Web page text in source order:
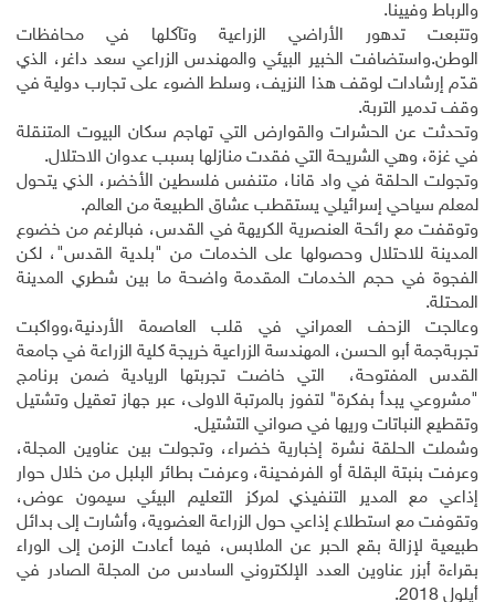
والرباط وفيينا.
وتتبعت تدهور الأراضي الزراعية وتآكلها في محافظات
الوطن.واستضافت الخبير البيئي والمهندس الزراعي سعد داغر، الذي
قدّم إرشادات لوقف هذا النزيف، وسلط الضوء على تجارب دولية في
وقف تدمير التربة.
وتحدثت عن الحشرات والقوارض التي تهاجم سكان البيوت المتنقلة
في غزة، وهي الشريحة التي فقدت منازلها بسبب عدوان الاحتلال.
وتجولت الحلقة في واد قانا، متنفس فلسطين الأخضر، الذي يتحول
لمعلم سياحي إسرائيلي يستقطب عشاق الطبيعة من العالم.
وتوقفت مع رائحة العنصرية الكريهة في القدس، فبالرغم من خضوع
المدينة للاحتلال وحصولها على الخدمات من "بلدية القدس"، لكن
الفجوة في حجم الخدمات المقدمة واضحة ما بين شطري المدينة
المحتلة.
وعالجت الزحف العمراني في قلب العاصمة الأردنية،وواكبت
تجربةجمة أبو الحسن، المهندسة الزراعية خريجة كلية الزراعة في جامعة
القدس المفتوحة، التي خاضت تجربتها الريادية ضمن برنامج
"مشروعي يبدأ بفكرة" لتفوز بالمرتبة الاولى، عبر جهاز تعقيل وتشتيل
وتقطيع النباتات وريها في صواني التشتيل.
وشملت الحلقة نشرة إخبارية خضراء، وتجولت بين عناوين المجلة،
وعرفت بنبتة البقلة أو الفرفحينة، وعرفت بطائر البلبل من خلال حوار
إذاعي مع المدير التنفيذي لمركز التعليم البيئي سيمون عوض،
وتقوفت مع استطلاع إذاعي حول الزراعة العضوية، وأشارت إلى بدائل
طبيعية لإزالة بقع الحبر عن الملابس، فيما أعادت الزمن إلى الوراء
بقراءة أبزر عناوين العدد الإلكتروني السادس من المجلة الصادر في
أيلول 2018.